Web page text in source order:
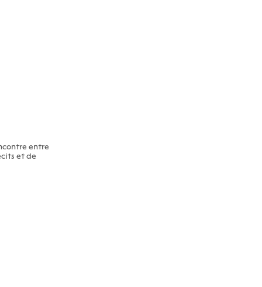
entre
et de